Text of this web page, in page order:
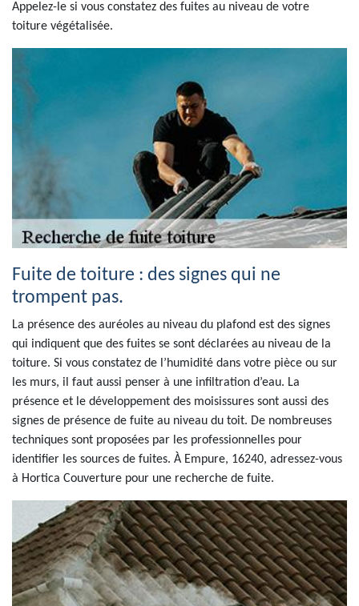
Appelez-le si vous constatez des fuites au niveau de votre
toiture végétalisée.
Fuite de toiture : des signes qui ne
trompent pas.
La présence des auréoles au niveau du plafond est des signes
qui indiquent que des fuites se sont déclarées au niveau de la
toiture. Si vous constatez de l’humidité dans votre pièce ou sur
les murs, il faut aussi penser à une infiltration d’eau. La
présence et le développement des moisissures sont aussi des
signes de présence de fuite au niveau du toit. De nombreuses
techniques sont proposées par les professionnelles pour
identifier les sources de fuites. À Empure, 16240, adressez-vous
à Hortica Couverture pour une recherche de fuite.